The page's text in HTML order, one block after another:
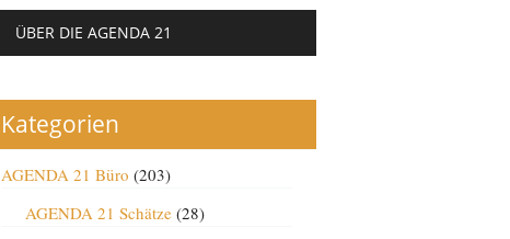
ÜBER DIE AGENDA 21
Kategorien
AGENDA 21 Büro (203)
AGENDA 21 Schätze(28)